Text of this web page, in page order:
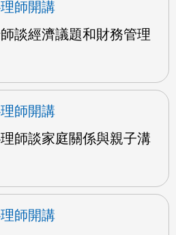
師開講
談經濟議題和財務管理
師開講
師談家庭關係與親子溝
師開講